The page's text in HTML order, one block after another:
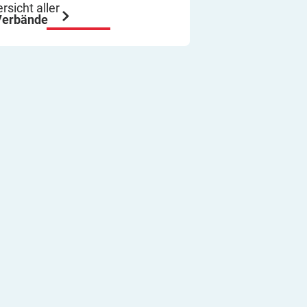
ich immer wieder so machen.
Viel Erfolg
aller